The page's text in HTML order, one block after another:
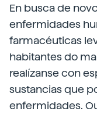
En busca de
enfermidades
farmacéuticas
habitantes do
realízanse con
sustancias que
enfermidades.